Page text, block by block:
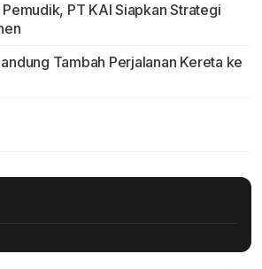
PT KAI Siapkan Strategi
Tambah Perjalanan Kereta ke